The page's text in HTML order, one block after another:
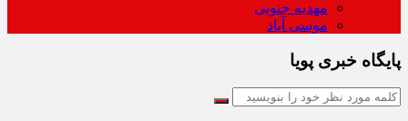
مهدیه جنوبی
موسی آباد
پایگاه خبری پویا